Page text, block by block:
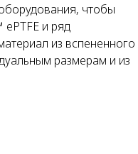
чтобы
и ряд
из вспененного
размерам и из